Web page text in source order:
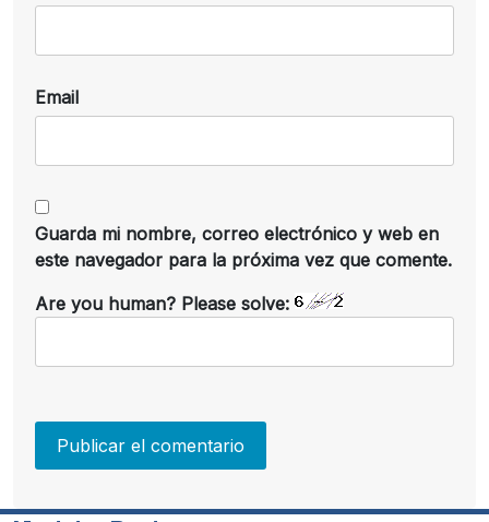
Email
Guarda mi nombre, correo electrónico y web en
este navegador para la próxima vez que comente.
Are you human? Please solve: